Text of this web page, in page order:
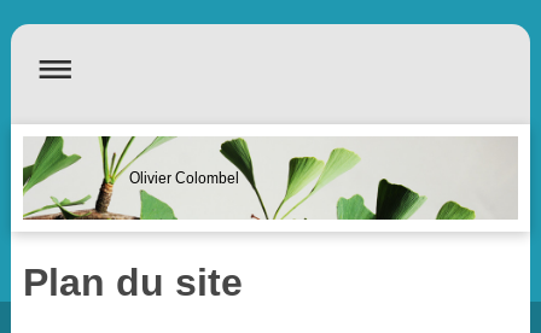
Olivier Colombel
Plan du site